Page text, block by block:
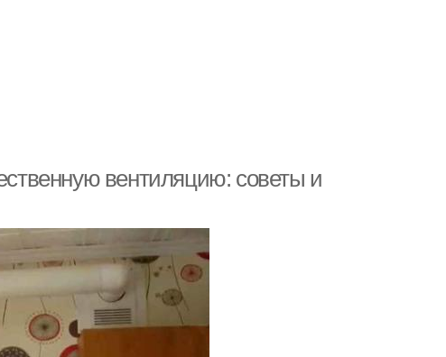
вентиляцию: советы и